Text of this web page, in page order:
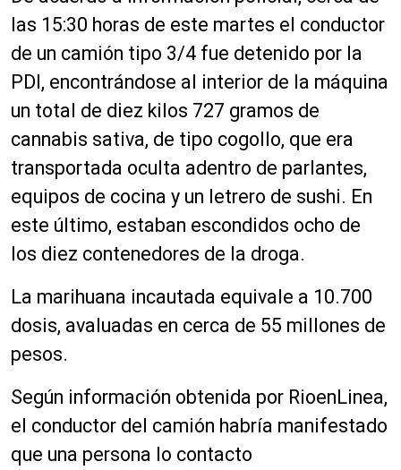
las 15:30 horas de este martes el conductor
de un camión tipo 3/4 fue detenido por la
PDI, encontrándose al interior de la máquina
un total de diez kilos 727 gramos de
cannabis sativa, de tipo cogollo, que era
transportada oculta adentro de parlantes,
equipos de cocina y un letrero de sushi. En
este último, estaban escondidos ocho de
los diez contenedores de la droga.
La marihuana incautada equivale a 10.700
dosis, avaluadas en cerca de 55 millones de
pesos.
Según información obtenida por RioenLinea,
el conductor del camión habría manifestado
que una persona lo contacto